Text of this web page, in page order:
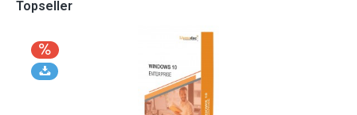
Topseller